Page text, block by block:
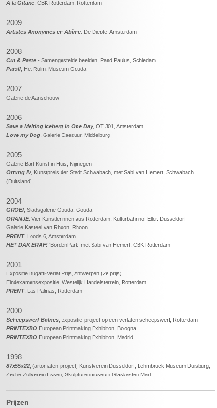
A la Gitane , CBK Rotterdam, Rotterdam
2009
Artistes Anonymes en Abîme, De Diepte, Amsterdam
2008
Cut & Paste - Samengestelde beelden, Pand Paulus, Schiedam
Paroli , Het Ruim, Museum Gouda
2007
Galerie de Aanschouw
2006
Save a Melting Iceberg in One Day, OT 301, Amsterdam
Love my Dog , Galerie Caesuur, Middelburg
2005
Galerie Bart Kunst in Huis, Nijmegen
Ortung IV, Kunstpreis der Stadt Schwabach, met Sabi van Hemert, Schwabach
(Duitsland)
2004
GROEI , Stadsgalerie Gouda, Gouda
ORANJE, Vier Künstlerinnen aus Rotterdam, Kulturbahnhof Eller, Düsseldorf
Galerie Kasteel van Rhoon, Rhoon
PRENT, Loods 6, Amsterdam
HET DAK ERAF! ‘BordenPark’ met Sabi van Hemert, CBK Rotterdam
2001
Expositie Bugatti-Verlat Prijs, Antwerpen (2e prijs)
Eindexamensexpositie, Westelijk Handelsterrein, Rotterdam
PRENT, Las Palmas, Rotterdam
2000
Scheepswerf Bolnes , expositie-project op een verlaten scheepswerf, Rotterdam
PRINTEXBO European Printmaking Exhibition, Bologna
PRINTEXBO European Printmaking Exhibition, Madrid
1998
87x55x22 , (artomaten-project) Kunstverein Düsseldorf, Lehmbruck Museum Duisburg,
Zeche Zollverein Essen, Skulpturenmuseum Glaskasten Marl
Prijzen